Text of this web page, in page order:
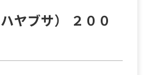
ヤブサ） ２００